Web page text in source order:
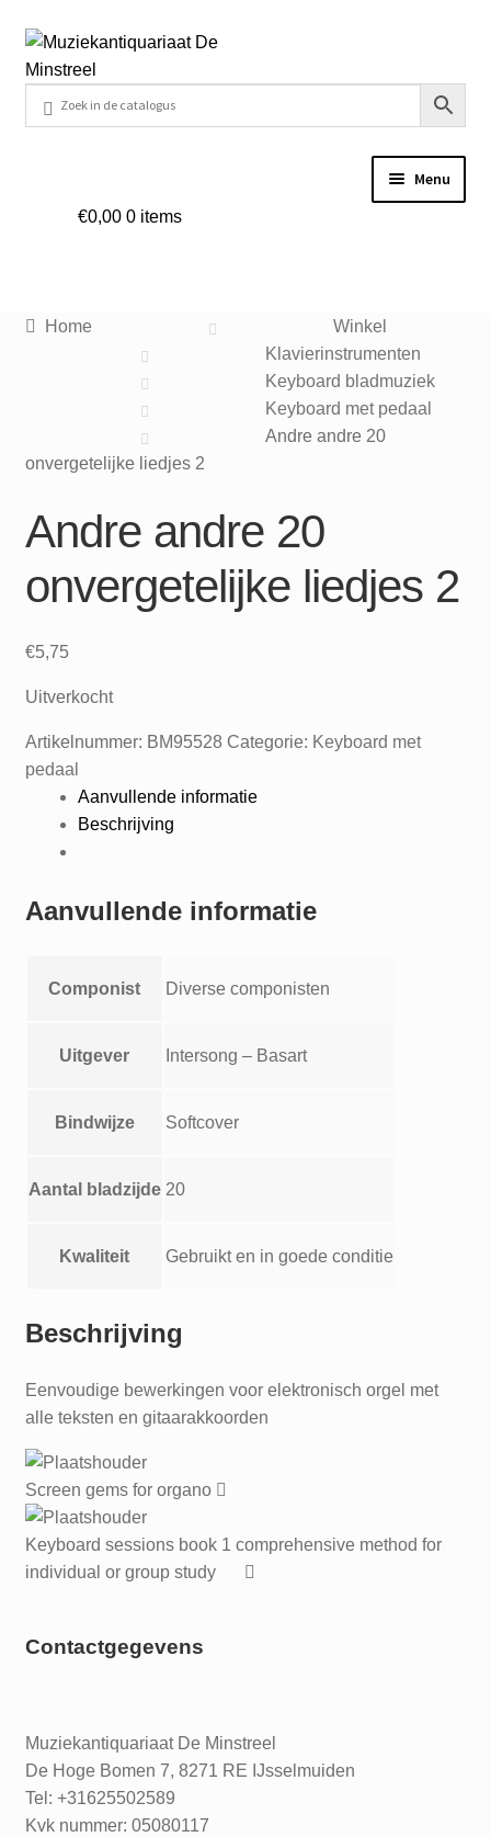
Ga
door
navigatie
Ga
naar
inhoud
Menu
Veel gestelde vragen
Mijn account
€0,00 0 items
Home
Winkel
Klavierinstrumenten
Keyboard bladmuziek
Keyboard met pedaal
Andre andre 20
onvergetelijke liedjes 2
Andre andre 20
onvergetelijke liedjes 2
€5,75
Uitverkocht
Artikelnummer: BM95528 Categorie: Keyboard met
pedaal
Aanvullende informatie
Beschrijving
Aanvullende informatie
Componist Diverse componisten
Uitgever Intersong – Basart
Bindwijze Softcover
Aantal bladzijde 20
Kwaliteit Gebruikt en in goede conditie
Beschrijving
Eenvoudige bewerkingen voor elektronisch orgel met
alle teksten en gitaarakkoorden
Screen gems for organo
Keyboard sessions book 1 comprehensive method for
individual or group study
Contactgegevens
Muziekantiquariaat De Minstreel
De Hoge Bomen 7, 8271 RE IJsselmuiden
Tel: +31625502589
Kvk nummer: 05080117